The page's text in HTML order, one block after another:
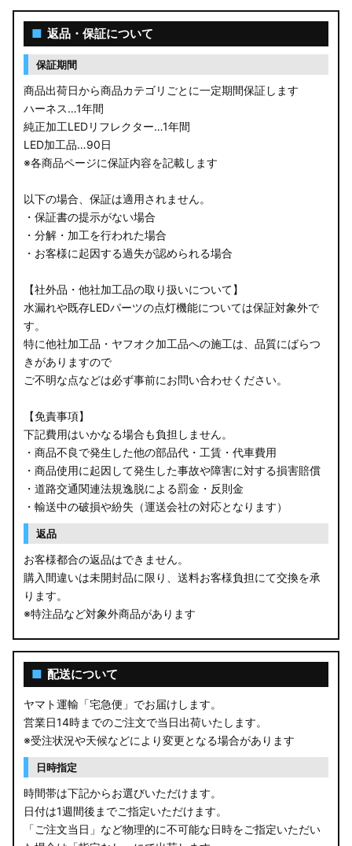
■ 返品・保証について
保証期間
商品出荷日から商品カテゴリごとに一定期間保証します
ハーネス…1年間
純正加工LEDリフレクター…1年間
LED加工品…90日
※各商品ページに保証内容を記載します
以下の場合、保証は適用されません。
・保証書の提示がない場合
・分解・加工を行われた場合
・お客様に起因する過失が認められる場合
【社外品・他社加工品の取り扱いについて】
水漏れや既存LEDパーツの点灯機能については保証対象外で
す。
特に他社加工品・ヤフオク加工品への施工は、品質にばらつ
きがありますので
ご不明な点などは必ず事前にお問い合わせください。
【免責事項】
下記費用はいかなる場合も負担しません。
・商品不良で発生した他の部品代・工賃・代車費用
・商品使用に起因して発生した事故や障害に対する損害賠償
・道路交通関連法規逸脱による罰金・反則金
・輸送中の破損や紛失（運送会社の対応となります）
返品
お客様都合の返品はできません。
購入間違いは未開封品に限り、送料お客様負担にて交換を承
ります。
※特注品など対象外商品があります
■ 配送について
ヤマト運輸「宅急便」でお届けします。
営業日14時までのご注文で当日出荷いたします。
※受注状況や天候などにより変更となる場合があります
日時指定
時間帯は下記からお選びいただけます。
日付は1週間後までご指定いただけます。
「ご注文当日」など物理的に不可能な日時をご指定いただい